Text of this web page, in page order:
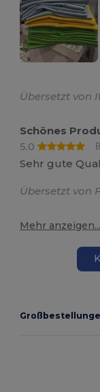
Übersetzt von
Schönes
5.0
Sehr gute
Übersetzt von
Mehr anzeigen...